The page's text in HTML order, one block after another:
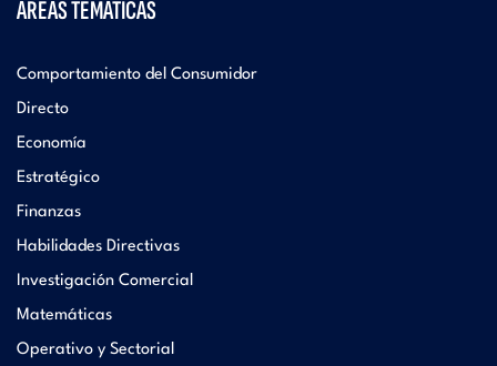
ÁREAS TEMÁTICAS
Comportamiento del Consumidor
Directo
Economía
Estratégico
Finanzas
Habilidades Directivas
Investigación Comercial
Matemáticas
Operativo y Sectorial